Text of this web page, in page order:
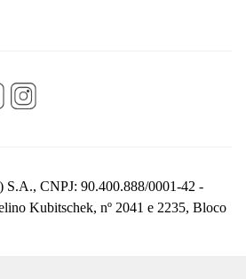
S.A., CNPJ: 90.400.888/0001-42 -
Kubitschek, nº 2041 e 2235, Bloco